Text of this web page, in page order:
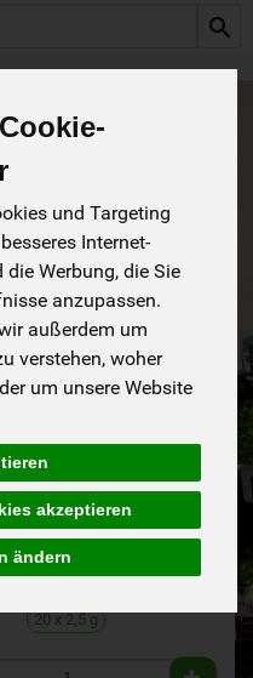
und Targeting
Internet-
Werbung, die Sie
anzupassen.
außerdem um
verstehen, woher
um unsere Website
akzeptieren
ändern
2,79 € * / 20 x 2,5 g
(46,51 € / 1kg)
inkl. 7% MwSt.
20 x 2,5 g